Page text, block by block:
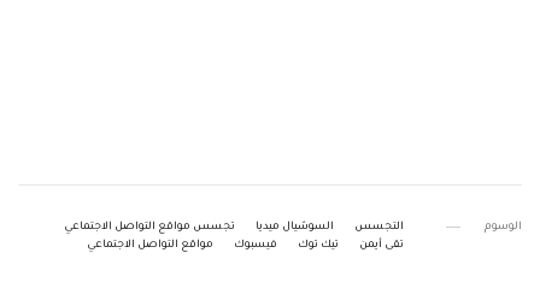
الوسوم التجسس السوشيال ميديا
تجسس مواقع التواصل الاجتماعي
تقى أيمن
تيك توك فيسبوك مواقع التواصل الاجتماعي